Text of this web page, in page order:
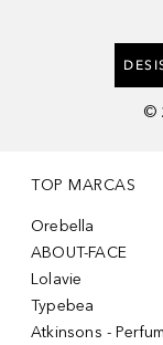
©
TOP MARCAS
Orebella
ABOUT-FACE
Lolavie
Typebea
Atkinsons -